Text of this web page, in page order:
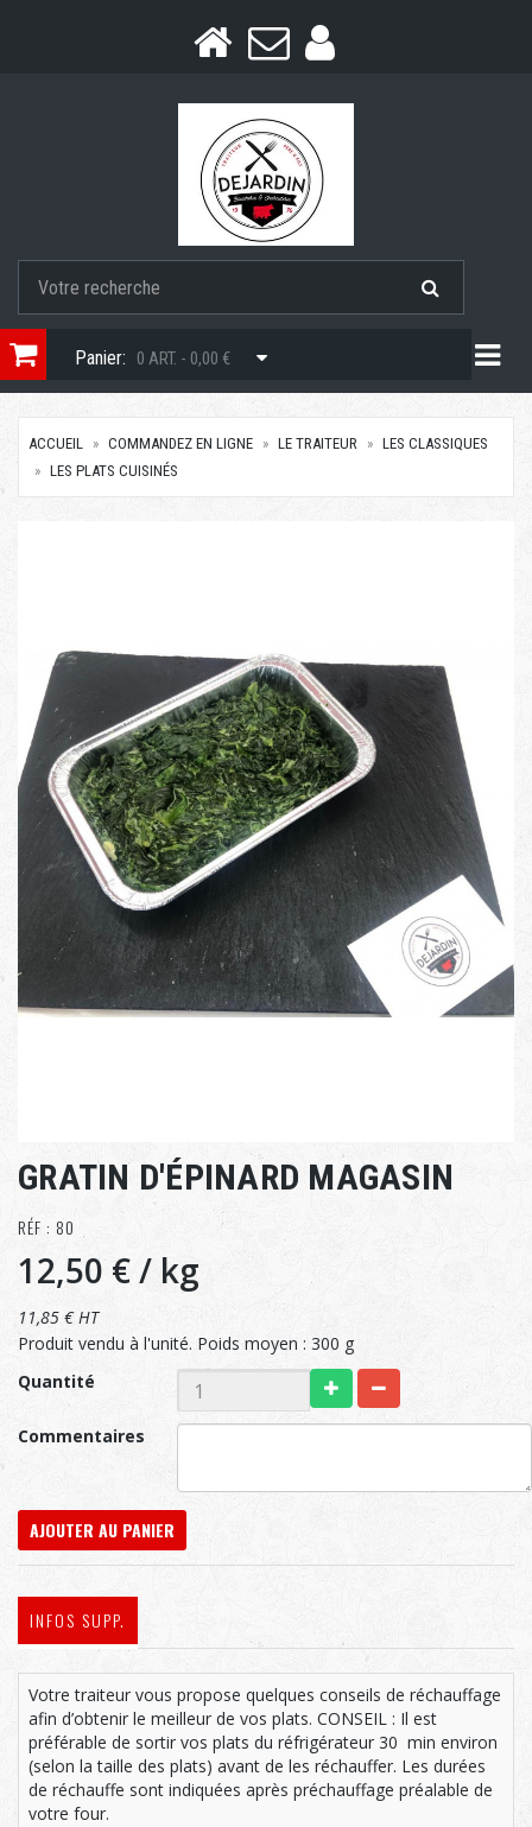
Panier: 0 ART. - 0,00 €
ACCUEIL COMMANDEZ EN LIGNE LE TRAITEUR
LES CLASSIQUES
LES PLATS CUISINÉS
GRATIN D'ÉPINARD MAGASIN
RÉF : 80
12,50 €/ kg
11,85 € HT
Produit vendu à l'unité. Poids moyen : 300 g
Quantité
Commentaires
AJOUTER AU PANIER
INFOS SUPP.
Votre traiteur vous propose quelques conseils de réchauffage
afin d’obtenir le meilleur de vos plats. CONSEIL : Il est
préférable de sortir vos plats du réfrigérateur 30 min environ
(selon la taille des plats) avant de les réchauffer. Les durées
de réchauffe sont indiquées après préchauffage préalable de
votre four.